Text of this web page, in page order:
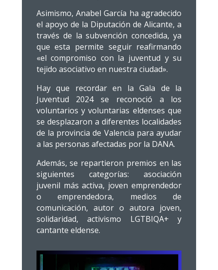
Asimismo, Anabel García ha agradecido
el apoyo de la Diputación de Alicante, a
través de la subvención concedida, ya
que esta permite seguir reafirmando
«el compromiso con la juventud y su
tejido asociativo en nuestra ciudad».
Hay que recordar en la Gala de la
Juventud 2024 se reconoció a los
voluntarios y voluntarias eldenses que
se desplazaron a diferentes localidades
de la provincia de Valencia para ayudar
a las personas afectadas por la DANA.
Además, se repartieron premios en las
siguientes categorías: asociación
juvenil más activa, joven emprendedor
o emprendedora, medios de
comunicación, autor o autora joven,
solidaridad, activismo LGTBIQA+ y
cantante eldense.